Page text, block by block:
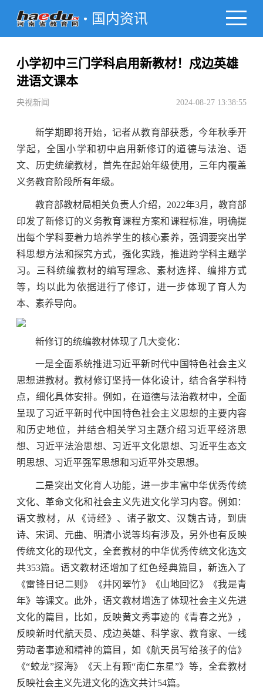
国内资讯
小学初中三门学科启用新教材！戍边英雄
进语文课本
央视新闻 2024-08-27 13:38:55
新学期即将开始，记者从教育部获悉，今年秋季开
学起，全国小学和初中启用新修订的道德与法治、语
文、历史统编教材，首先在起始年级使用，三年内覆盖
义务教育阶段所有年级。
教育部教材局相关负责人介绍，2022年3月，教育部
印发了新修订的义务教育课程方案和课程标准，明确提
出每个学科要着力培养学生的核心素养，强调要突出学
科思想方法和探究方式，强化实践，推进跨学科主题学
习。三科统编教材的编写理念、素材选择、编排方式
等，均以此为依据进行了修订，进一步体现了育人为
本、素养导向。
新修订的统编教材体现了几大变化：
一是全面系统推进习近平新时代中国特色社会主义
思想进教材。教材修订坚持一体化设计，结合各学科特
点，细化具体安排。例如，在道德与法治教材中，全面
呈现了习近平新时代中国特色社会主义思想的主要内容
和历史地位，并结合相关学习主题介绍习近平经济思
想、习近平法治思想、习近平文化思想、习近平生态文
明思想、习近平强军思想和习近平外交思想。
二是突出文化育人功能，进一步丰富中华优秀传统
文化、革命文化和社会主义先进文化学习内容。例如：
语文教材，从《诗经》、诸子散文、汉魏古诗，到唐
诗、宋词、元曲、明清小说等均有涉及，另外也有反映
传统文化的现代文，全套教材的中华优秀传统文化选文
共353篇。语文教材还增加了红色经典篇目，新选入了
《雷锋日记二则》《井冈翠竹》《山地回忆》《我是青
年》等课文。此外，语文教材增选了体现社会主义先进
文化的篇目，比如，反映黄文秀事迹的《青春之光》，
反映新时代航天员、戍边英雄、科学家、教育家、一线
劳动者事迹和精神的篇目，如《航天员写给孩子的信》
《“蛟龙”探海》《天上有颗“南仁东星”》等，全套教材
反映社会主义先进文化的选文共计54篇。